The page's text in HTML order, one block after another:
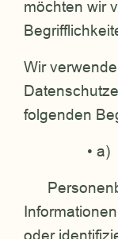
möchten wir
Wir
folgenden
• a)
oder